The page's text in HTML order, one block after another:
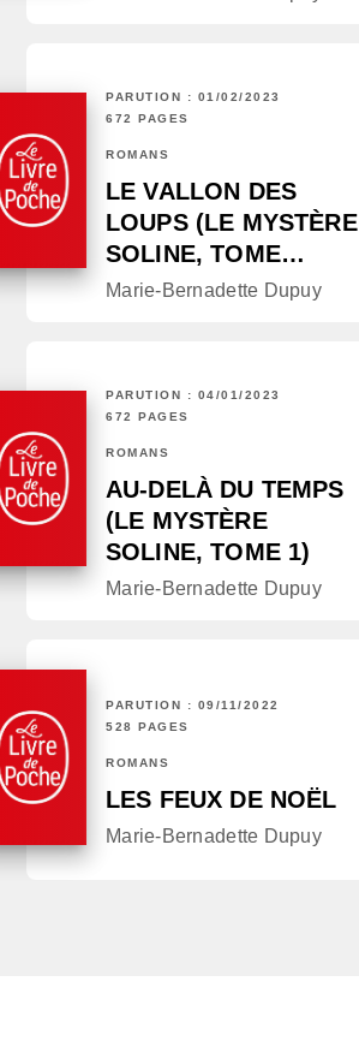
PARUTION : 01/02/2023
672 PAGES
ROMANS
LE VALLON DES
LOUPS (LE MYSTÈRE
SOLINE, TOME…
Marie-Bernadette Dupuy
PARUTION : 04/01/2023
672 PAGES
ROMANS
AU-DELÀ DU TEMPS
(LE MYSTÈRE
SOLINE, TOME 1)
Marie-Bernadette Dupuy
PARUTION : 09/11/2022
528 PAGES
ROMANS
LES FEUX DE NOËL
Marie-Bernadette Dupuy